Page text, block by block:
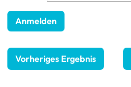
Vorheriges Ergebnis